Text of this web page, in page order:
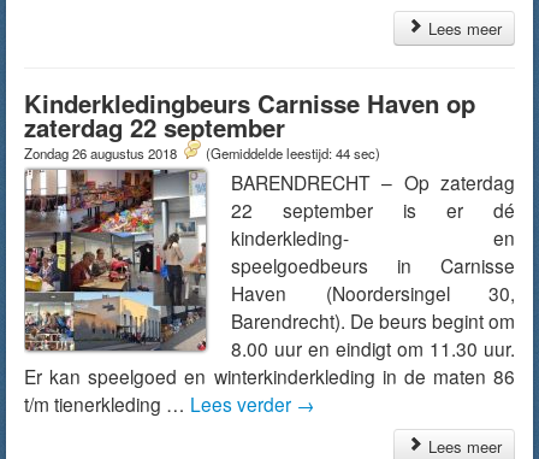
Lees meer
Kinderkledingbeurs Carnisse Haven op
zaterdag 22 september
Zondag 26 augustus 2018 (Gemiddelde leestijd: 44 sec)
BARENDRECHT – Op zaterdag
22 september is er dé
kinderkleding- en
speelgoedbeurs in Carnisse
Haven (Noordersingel 30,
Barendrecht). De beurs begint om
8.00 uur en eindigt om 11.30 uur.
Er kan speelgoed en winterkinderkleding in de maten 86
t/m tienerkleding … Lees verder →
Lees meer